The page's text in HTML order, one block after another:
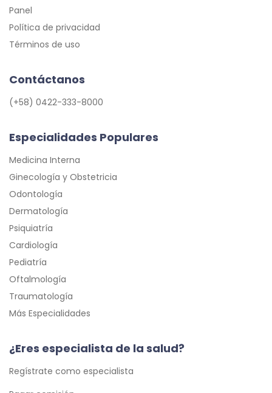
Panel
Política de privacidad
Términos de uso
Contáctanos
(+58) 0422-333-8000
Especialidades Populares
Medicina Interna
Ginecología y Obstetricia
Odontología
Dermatología
Psiquiatría
Cardiología
Pediatría
Oftalmología
Traumatología
Más Especialidades
¿Eres especialista de la salud?
Regístrate como especialista